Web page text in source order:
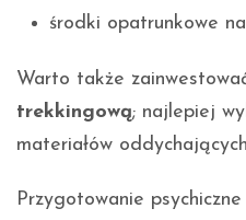
środki opatrunkowe
Warto także
trekkingową; najlepiej
materiałów
Przygotowanie